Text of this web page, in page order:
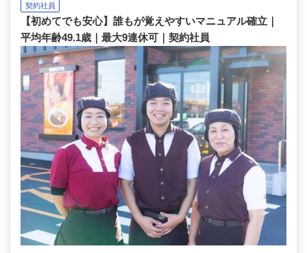
契約社員
【初めてでも安心】誰もが覚えやすいマニュアル確立｜
平均年齢49.1歳｜最大9連休可｜契約社員